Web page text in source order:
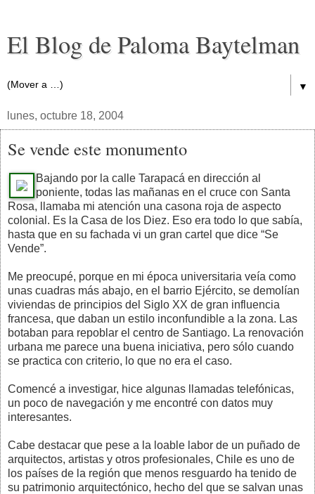
El Blog de Paloma Baytelman
▼
lunes, octubre 18, 2004
Se vende este monumento
Bajando por la calle Tarapacá en dirección al
poniente, todas las mañanas en el cruce con Santa
Rosa, llamaba mi atención una casona roja de aspecto
colonial. Es la Casa de los Diez. Eso era todo lo que sabía,
hasta que en su fachada vi un gran cartel que dice “Se
Vende”.
Me preocupé, porque en mi época universitaria veía como
unas cuadras más abajo, en el barrio Ejército, se demolían
viviendas de principios del Siglo XX de gran influencia
francesa, que daban un estilo inconfundible a la zona. Las
botaban para repoblar el centro de Santiago. La renovación
urbana me parece una buena iniciativa, pero sólo cuando
se practica con criterio, lo que no era el caso.
Comencé a investigar, hice algunas llamadas telefónicas,
un poco de navegación y me encontré con datos muy
interesantes.
Cabe destacar que pese a la loable labor de un puñado de
arquitectos, artistas y otros profesionales, Chile es uno de
los países de la región que menos resguardo ha tenido de
su patrimonio arquitectónico, hecho del que se salvan unas